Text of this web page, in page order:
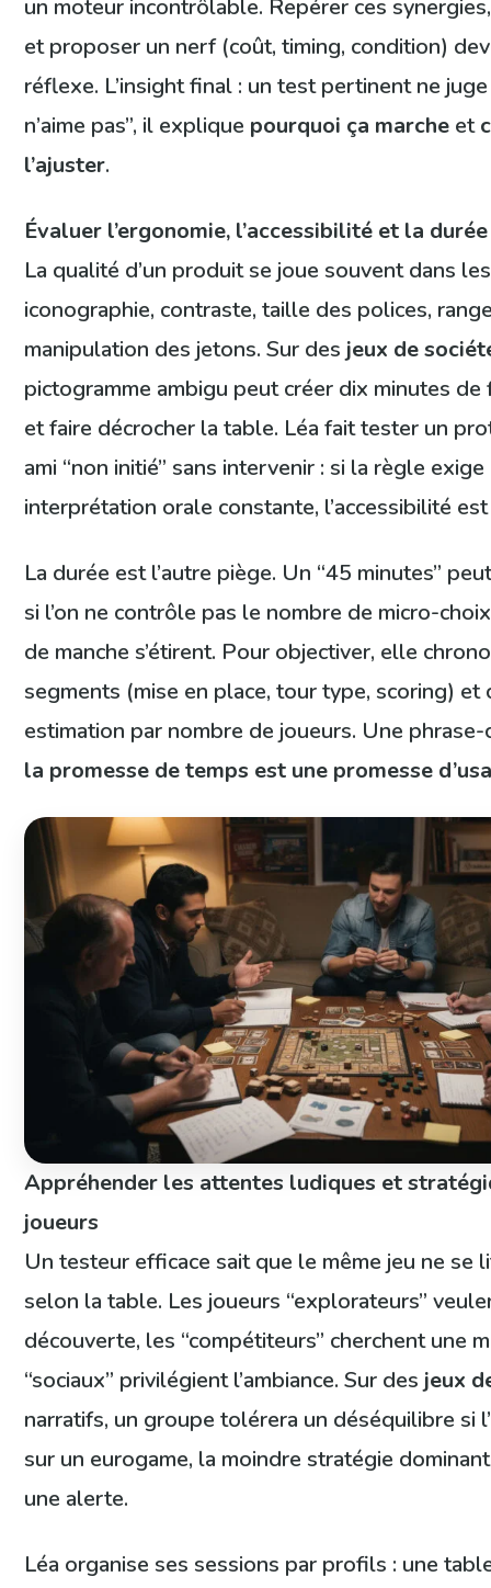
un moteur incontrôlable. Repérer ces
et proposer un nerf (coût, timing, condition)
réflexe. L’insight final : un test pertinent ne juge
n’aime pas”, il explique pourquoi ça marche et
l’ajuster.
Évaluer l’ergonomie, l’accessibilité et la
La qualité d’un produit se joue souvent dans
iconographie, contraste, taille des polices,
manipulation des jetons. Sur des jeux de
pictogramme ambigu peut créer dix minutes
et faire décrocher la table. Léa fait tester un
ami “non initié” sans intervenir : si la règle exige
interprétation orale constante, l’accessibilité
La durée est l’autre piège. Un “45 minutes”
si l’on ne contrôle pas le nombre de micro-
de manche s’étirent. Pour objectiver, elle
segments (mise en place, tour type, scoring) et
estimation par nombre de joueurs. Une phrase-
la promesse de temps est une promesse
Appréhender les attentes ludiques et
joueurs
Un testeur efficace sait que le même jeu ne se
selon la table. Les joueurs “explorateurs”
découverte, les “compétiteurs” cherchent une
“sociaux” privilégient l’ambiance. Sur desjeux
narratifs, un groupe tolérera un déséquilibre si
sur un eurogame, la moindre stratégie
une alerte.
Léa organise ses sessions par profils : une